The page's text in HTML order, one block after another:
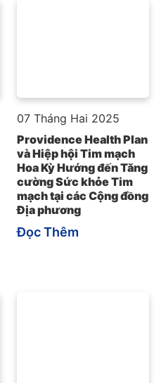
07 Tháng Hai 2025
Providence Health Plan
và Hiệp hội Tim mạch
Hoa Kỳ Hướng đến Tăng
cường Sức khỏe Tim
mạch tại các Cộng đồng
Địa phương
Đọc Thêm